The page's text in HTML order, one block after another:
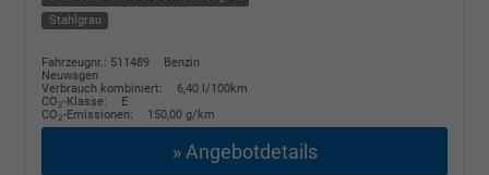
Stahlgrau
Fahrzeugnr.: 511489
Benzin
Neuwagen
Verbrauch kombiniert:
6,40 l/100km
CO2-Klasse:
E
CO2-Emissionen: 150,00 g/km
» Angebotdetails